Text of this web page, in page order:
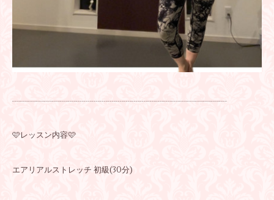
┈┈┈┈┈┈┈┈┈┈┈┈┈┈┈┈┈┈┈┈┈┈┈┈┈┈┈
🩷レッスン内容🩷
エアリアルストレッチ 初級(30分)